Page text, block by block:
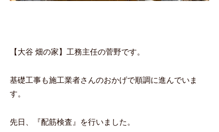
【大谷 畑の家】工務主任の菅野です。
基礎工事も施工業者さんのおかげで順調に進んでいま
す。
先日、『配筋検査』を行いました。